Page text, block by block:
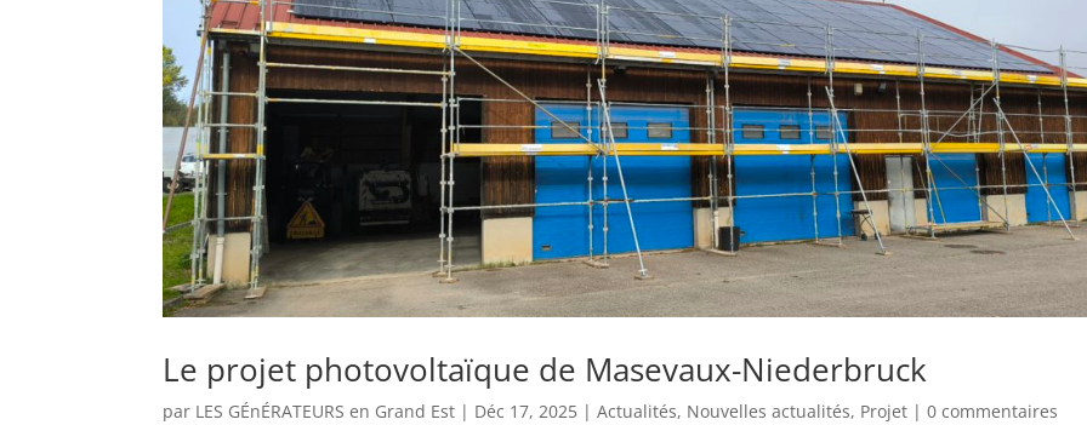
Le projet photovoltaïque de Masevaux-Niederbruck
par LES GÉnÉRATEURS en Grand Est | Déc 17, 2025 |Actualités, Nouvelles actualités, Projet |0 commentaires